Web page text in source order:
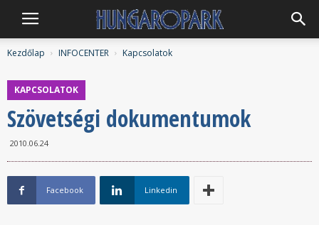
Hungaropark
Kezdőlap INFOCENTER Kapcsolatok
KAPCSOLATOK
Szövetségi dokumentumok
2010.06.24
Facebook Linkedin